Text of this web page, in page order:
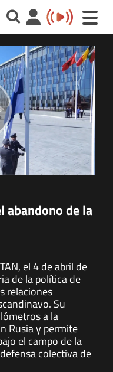
Toggle
abandono de la
el 4 de abril de
de la política de
relaciones
Su
a la
Rusia y permite
el campo de la
colectiva de